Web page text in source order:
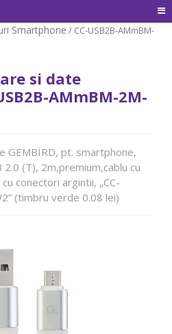
Smartphone / CC-USB2B-AMmBM-
si date
AMmBM-2M-
GEMBIRD, pt. smartphone,
2.0 (T), 2m,premium,cablu cu
conectori argintii, „CC-
(timbru verde 0.08 lei)